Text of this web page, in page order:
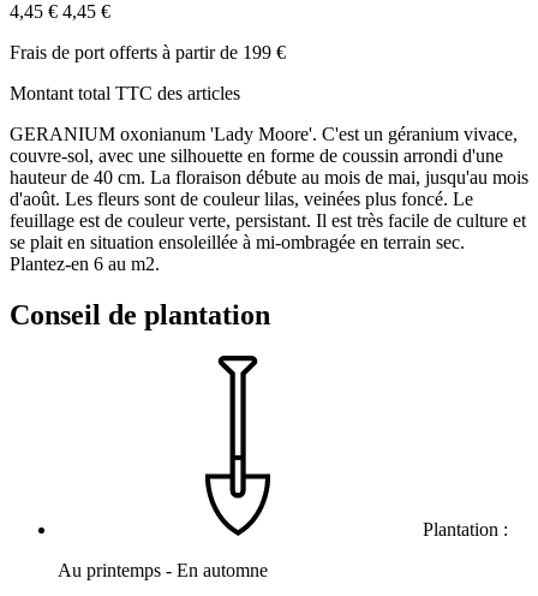
4,45 € 4,45 €
Frais de port offerts à partir de 199 €
Montant total TTC des articles
GERANIUM oxonianum 'Lady Moore'. C'est un géranium vivace,
couvre-sol, avec une silhouette en forme de coussin arrondi d'une
hauteur de 40 cm. La floraison débute au mois de mai, jusqu'au mois
d'août. Les fleurs sont de couleur lilas, veinées plus foncé. Le
feuillage est de couleur verte, persistant. Il est très facile de culture et
se plait en situation ensoleillée à mi-ombragée en terrain sec.
Plantez-en 6 au m2.
Conseil de plantation
Plantation :
Au printemps - En automne